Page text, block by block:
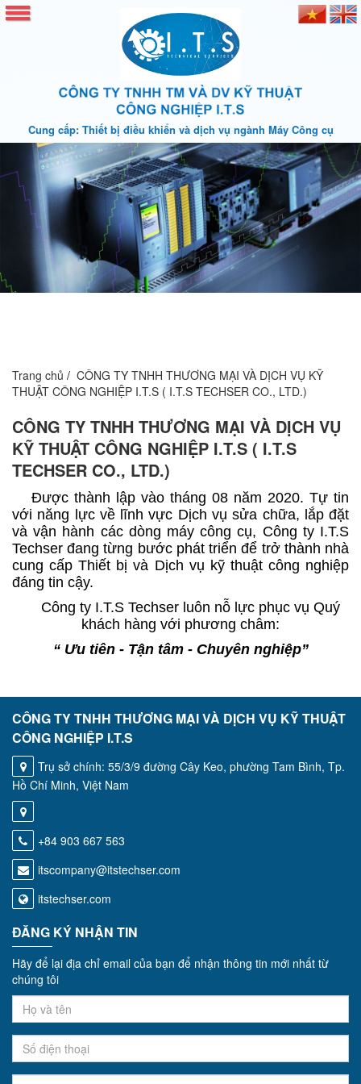
Cung cấp: Thiết bị điều khiển và dịch vụ ngành Máy Công cụ
Trang chủ
CÔNG TY TNHH THƯƠNG MẠI VÀ DỊCH VỤ KỸ
THUẬT CÔNG NGHIỆP I.T.S ( I.T.S TECHSER CO., LTD.)
CÔNG TY TNHH THƯƠNG MẠI VÀ DỊCH VỤ
KỸ THUẬT CÔNG NGHIỆP I.T.S ( I.T.S
TECHSER CO., LTD.)
Được thành lập vào tháng 08 năm 2020. Tự tin
với năng lực về lĩnh vực Dịch vụ sửa chữa, lắp đặt
và vận hành các dòng máy công cụ, Công ty I.T.S
Techser đang từng bước phát triển để trở thành nhà
cung cấp Thiết bị và Dịch vụ kỹ thuật công nghiệp
đáng tin cậy.
Công ty I.T.S Techser luôn nỗ lực phục vụ Quý
khách hàng với phương châm:
“ Ưu tiên - Tận tâm - Chuyên nghiệp”
CÔNG TY TNHH THƯƠNG MẠI VÀ DỊCH VỤ KỸ THUẬT
CÔNG NGHIỆP I.T.S
Trụ sở chính: 55/3/9 đường Cây Keo, phường Tam Bình, Tp.
Hồ Chí Minh, Việt Nam
+84 903 667 563
itscompany@itstechser.com
itstechser.com
ĐĂNG KÝ NHẬN TIN
Hãy để lại địa chỉ email của bạn để nhận thông tin mới nhất từ
chúng tôi